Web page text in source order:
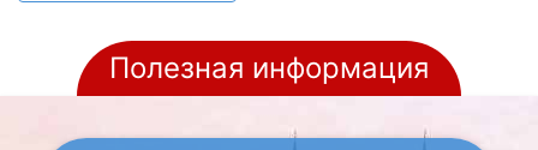
Полезная информация